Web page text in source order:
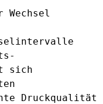
sich
Druckqualität